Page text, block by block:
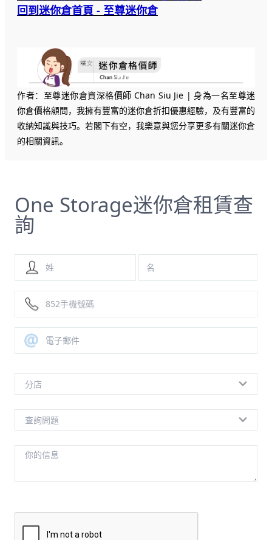
回到迷你倉首頁 - 至尊迷你倉
作者：至尊迷你倉資深格價師 Chan Siu Jie | 身為一名至尊迷
你倉價格顧問，我擁有豐富的迷你倉折扣優惠經驗，及有豐富的
收納知識與技巧。若閣下有空，我樂意與您分享更多有關迷你倉
的相關資訊。
One Storage迷你倉租賃查
詢